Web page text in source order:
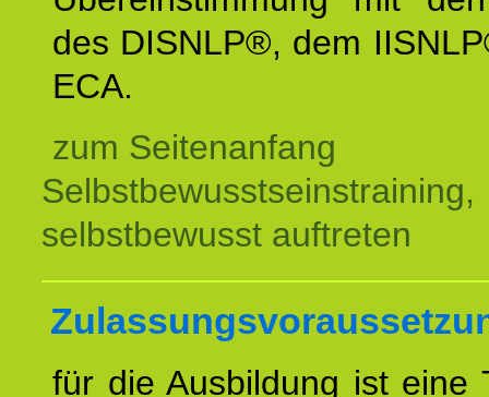
des DISNLP®, dem
ECA.
zum Seitenanfang
Selbstbewusstseinstraining,
selbstbewusst auftreten
für die Ausbildung ist eine